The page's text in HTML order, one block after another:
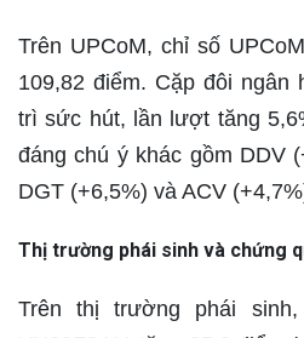
Trên UPCoM, chỉ số
109,82 điểm. Cặp đôi ngân
trì sức hút, lần lượt tăng
đáng chú ý khác gồm DDV
DGT (+6,5%) và ACV
Thị trường phái sinh và chứng
Trên thị trường phái